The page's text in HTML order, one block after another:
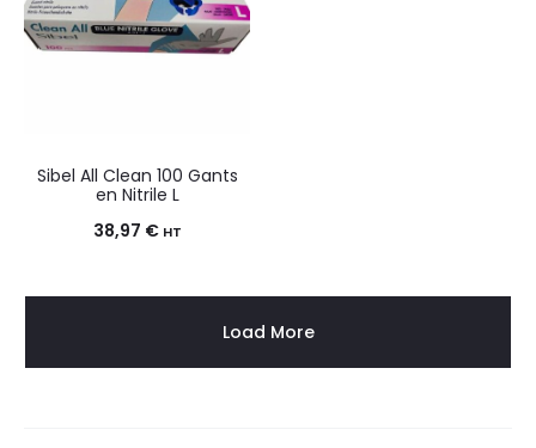
Sibel All Clean 100 Gants
en Nitrile L
38,97 € HT
Load More